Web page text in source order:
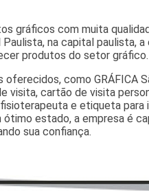
gráficos com muita
na capital paulista, a
produtos do setor gráfico.
como GRÁFICA
visita, cartão de visita
e etiqueta para
estado, a empresa é
sua confiança.